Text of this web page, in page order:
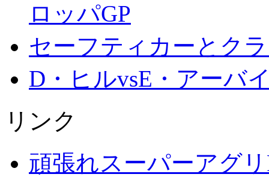
ロッパGP
セーフティカーとク
D・ヒルvsE・アーバ
リンク
頑張れスーパーアグ